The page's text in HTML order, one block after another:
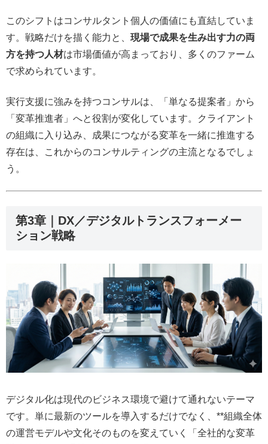
このシフトはコンサルタント個人の価値にも直結していま
す。戦略だけを描く能力と、 現場で成果を生み出す力の両
方を持つ人材は市場価値が高まっており、多くのファーム
で求められています。
実行支援に強みを持つコンサルは、「単なる提案者」から
「変革推進者」へと役割が変化しています。クライアント
の組織に入り込み、成果につながる変革を一緒に推進する
存在は、これからのコンサルティングの主流となるでしょ
う。
第3章｜DX／デジタルトランスフォーメー
ション戦略
デジタル化は現代のビジネス環境で避けて通れないテーマ
です。単に最新のツールを導入するだけでなく、**組織全体
の運営モデルや文化そのものを変えていく「全社的な変革